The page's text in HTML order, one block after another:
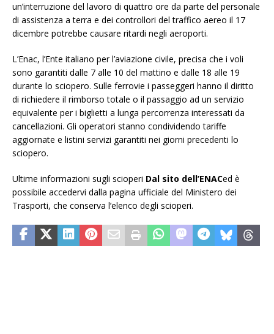
un’interruzione del lavoro di quattro ore da parte del personale
di assistenza a terra e dei controllori del traffico aereo il 17
dicembre potrebbe causare ritardi negli aeroporti.
L’Enac, l’Ente italiano per l’aviazione civile, precisa che i voli
sono garantiti dalle 7 alle 10 del mattino e dalle 18 alle 19
durante lo sciopero. Sulle ferrovie i passeggeri hanno il diritto
di richiedere il rimborso totale o il passaggio ad un servizio
equivalente per i biglietti a lunga percorrenza interessati da
cancellazioni. Gli operatori stanno condividendo tariffe
aggiornate e listini servizi garantiti nei giorni precedenti lo
sciopero.
Ultime informazioni sugli scioperi Dal sito dell’ENACed è
possibile accedervi dalla pagina ufficiale del Ministero dei
Trasporti, che conserva l’elenco degli scioperi.